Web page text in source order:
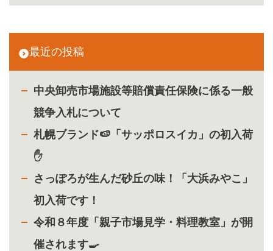
最近の投稿
中央卸売市場施設等賠償責任保険に係る一般
競争入札について
札幌ブランド🍉「サッポロスイカ」の初入荷
✋
さっぽろが生んだ砂丘の味！「大浜みやこ」
初入荷です！
令和８年度「親子市場見学・料理教室」が開
催されます🍳